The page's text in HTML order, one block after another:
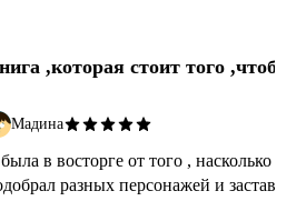
,которая стоит того ,чтобы
Мадина
в восторге от того , насколько
разных персонажей и заставил